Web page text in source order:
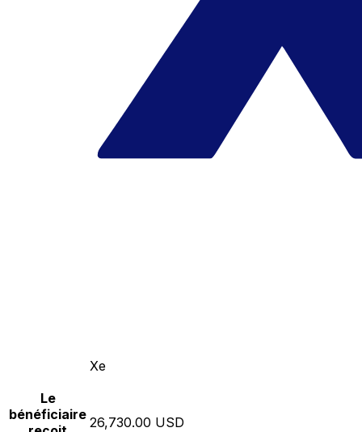
Xe
Le
bénéficiaire 26,730.00 USD